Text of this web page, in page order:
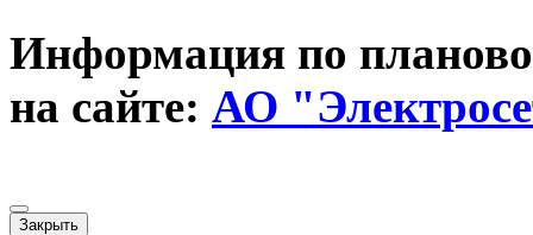
Информация по
на сайте: АО
Закрыть